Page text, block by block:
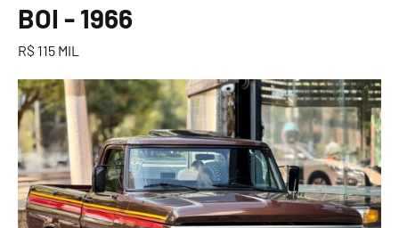
BOI - 1966
R$ 115 MIL